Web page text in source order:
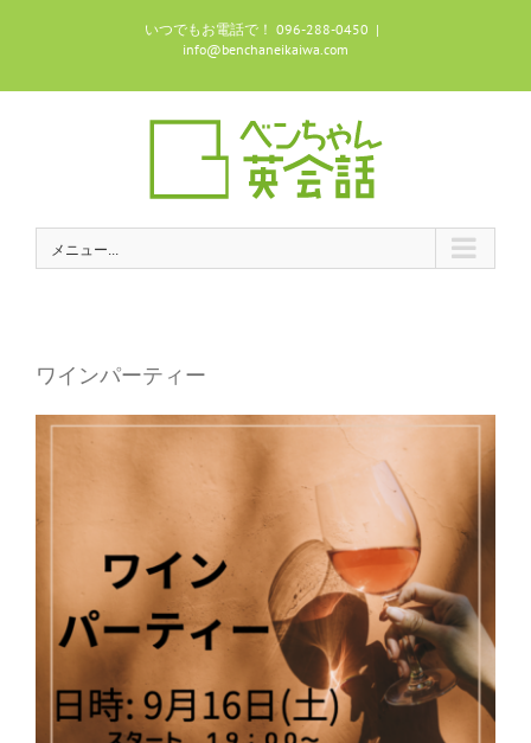
いつでもお電話で！ 096-288-0450 |
info@benchaneikaiwa.com
メニュー...
ワインパーティー